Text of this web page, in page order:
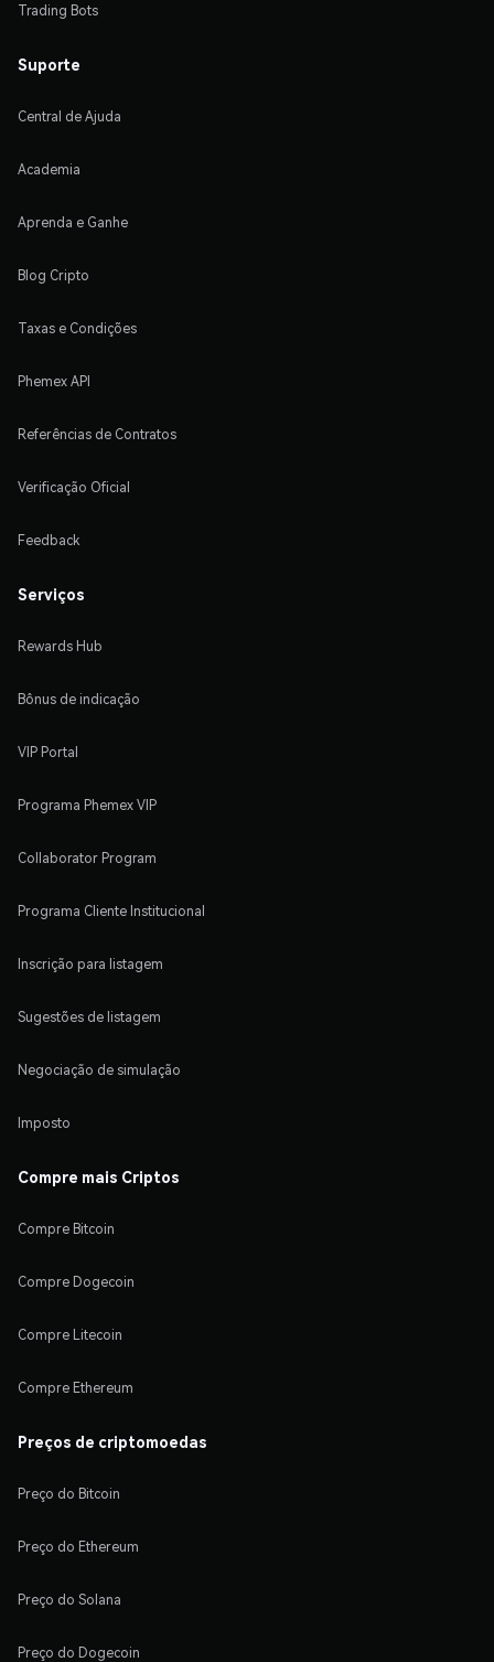
Trading Bots
Suporte
Central de Ajuda
Academia
Aprenda e Ganhe
Blog Cripto
Taxas e Condições
Phemex API
Referências de Contratos
Verificação Oficial
Feedback
Serviços
Rewards Hub
Bônus de indicação
VIP Portal
Programa Phemex VIP
Collaborator Program
Programa Cliente Institucional
Inscrição para listagem
Sugestões de listagem
Negociação de simulação
Imposto
Compre mais Criptos
Compre Bitcoin
Compre Dogecoin
Compre Litecoin
Compre Ethereum
Preços de criptomoedas
Preço do Bitcoin
Preço do Ethereum
Preço do Solana
Preço do Dogecoin